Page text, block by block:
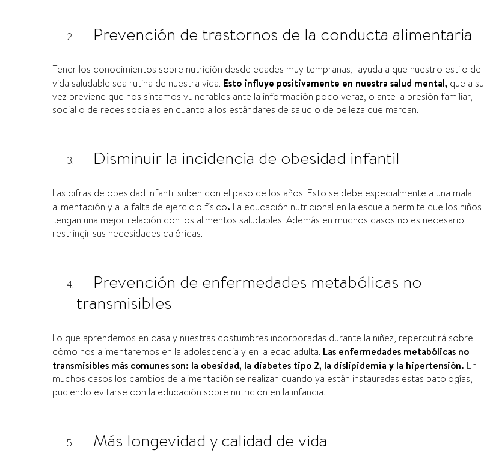
Prevención de trastornos de la conducta alimentaria
Tener los conocimientos sobre nutrición desde edades muy tempranas, ayuda a que nuestro estilo de
vida saludable sea rutina de nuestra vida. Esto influye positivamente en nuestra salud mental, que a su
vez previene que nos sintamos vulnerables ante la información poco veraz, o ante la presión familiar,
social o de redes sociales en cuanto a los estándares de salud o de belleza que marcan.
Disminuir la incidencia de obesidad infantil
Las cifras de obesidad infantil suben con el paso de los años. Esto se debe especialmente a una mala
alimentación y a la falta de ejercicio físico. La educación nutricional en la escuela permite que los niños
tengan una mejor relación con los alimentos saludables. Además en muchos casos no es necesario
restringir sus necesidades calóricas.
Prevención de enfermedades metabólicas no
transmisibles
Lo que aprendemos en casa y nuestras costumbres incorporadas durante la niñez, repercutirá sobre
cómo nos alimentaremos en la adolescencia y en la edad adulta. Las enfermedades metabólicas no
transmisibles más comunes son: la obesidad, la diabetes tipo 2, la dislipidemia y la hipertensión. En
muchos casos los cambios de alimentación se realizan cuando ya están instauradas estas patologías,
pudiendo evitarse con la educación sobre nutrición en la infancia.
Más longevidad y calidad de vida